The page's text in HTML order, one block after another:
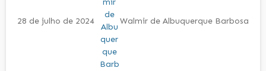
28 de julho de 2024 Walmir de Albuquerque Barbosa